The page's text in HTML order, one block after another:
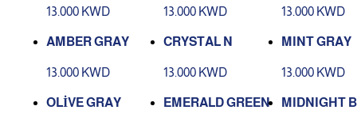
13.000 KWD 13.000 KWD 13.000 KWD
AMBER GRAY
13.000 KWD
CRYSTAL N
13.000 KWD
MINT GRAY
13.000 KWD
OLİVE GRAY EMERALD GREEN MIDNIGHT